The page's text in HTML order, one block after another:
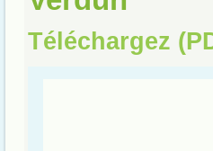
Téléchargez